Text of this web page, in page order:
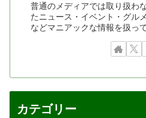
普通のメディアでは取り扱わ
たニュース・イベント・グル
などマニアックな情報を扱っ
カテゴリー